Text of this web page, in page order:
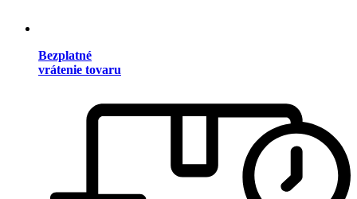
Bezplatné
vrátenie tovaru